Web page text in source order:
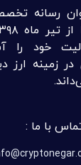
رسانه
خود را
زمینه ارز
با ما :